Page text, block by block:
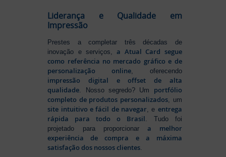
Liderança e Qualidade em
Impressão
Prestes a completar três décadas de
inovação e serviços,a Atual Card segue
como referência no mercado gráfico e de
personalização online, oferecendo
impressão digital e offset de alta
qualidade . Nosso segredo? Um portfólio
completo de produtos personalizados , um
site intuitivo e fácil de navegar , e entrega
rápida para todo o Brasil . Tudo foi
projetado para proporcionara melhor
experiência de compra e a máxima
satisfação dos nossos clientes